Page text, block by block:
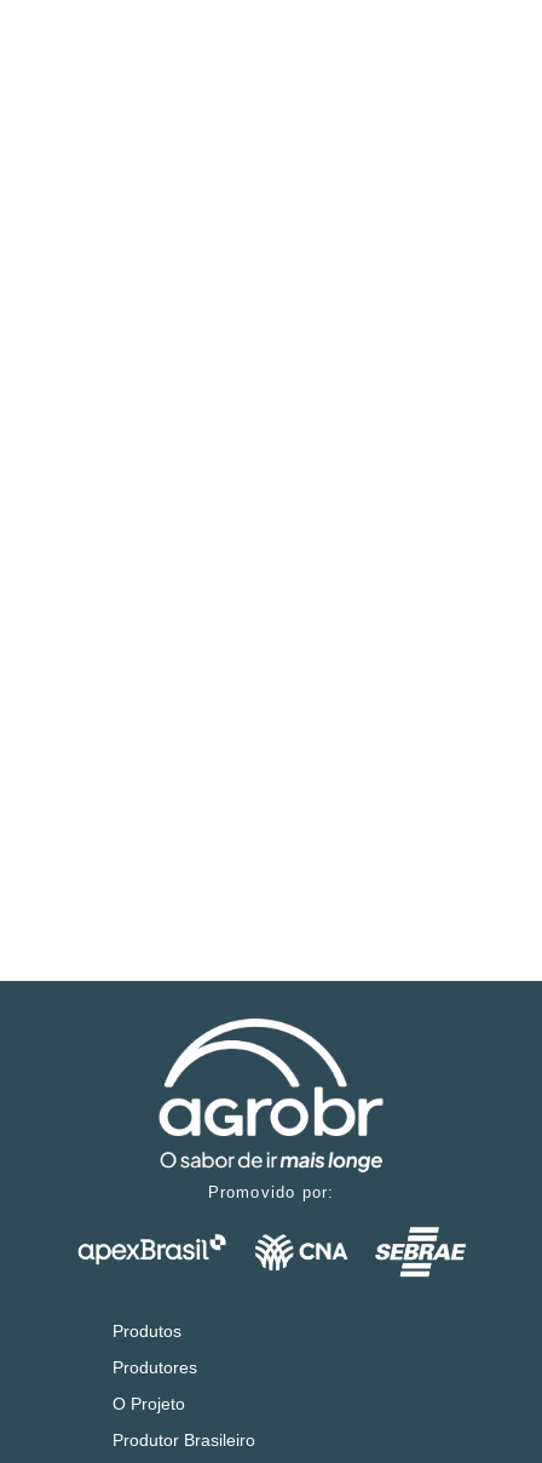
Promovido por:
Produtos
Produtores
O Projeto
Produtor Brasileiro